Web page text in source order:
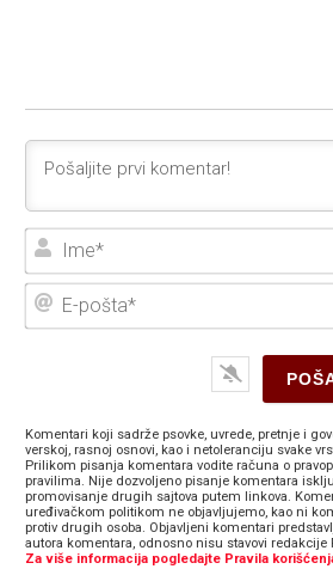
Komentari koji sadrže psovke, uvrede, pretnje i
verskoj, rasnoj osnovi, kao i netoleranciju svake
Prilikom pisanja komentara vodite računa o
pravilima. Nije dozvoljeno pisanje komentara
promovisanje drugih sajtova putem linkova.
uređivačkom politikom ne objavljujemo, kao ni
protiv drugih osoba. Objavljeni komentari
autora komentara, odnosno nisu stavovi redakcije
Za više informacija pogledajte Pravila